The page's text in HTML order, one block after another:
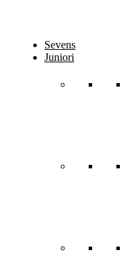
Sevens
Juniori